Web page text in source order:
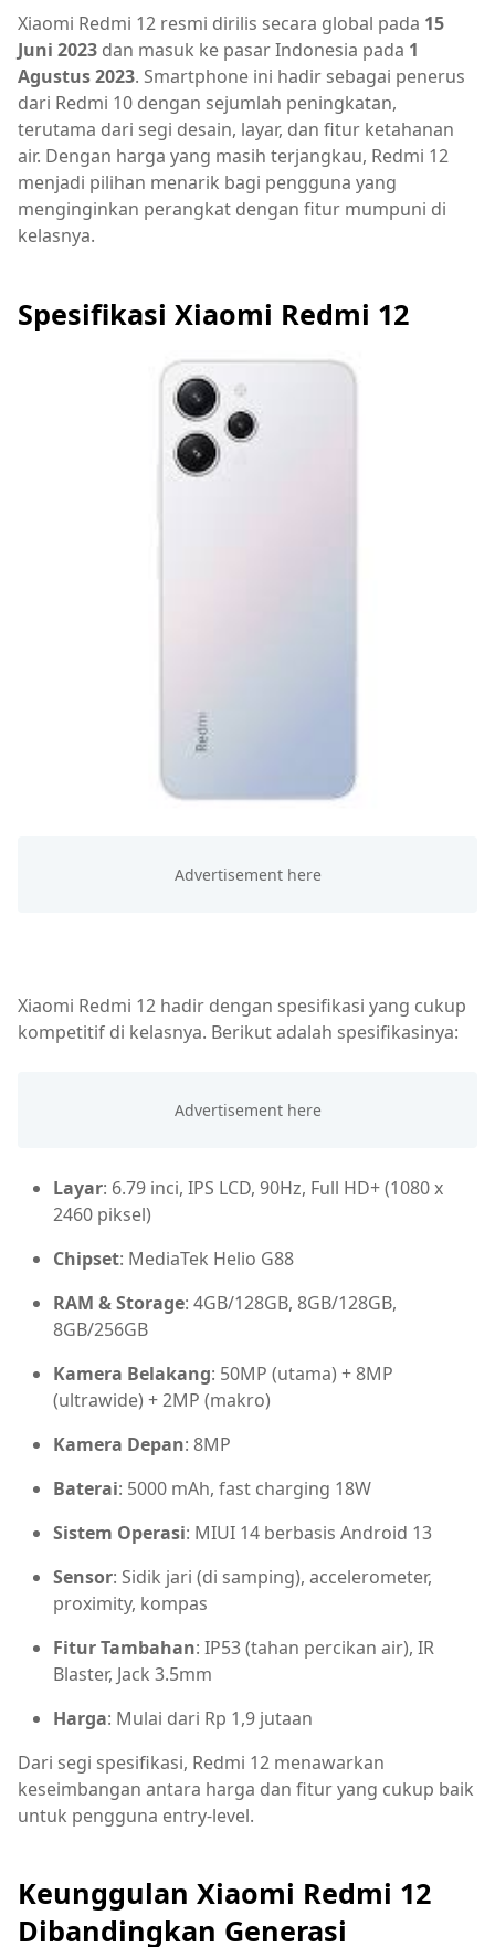
Xiaomi Redmi 12 resmi dirilis secara global pada 15
Juni 2023 dan masuk ke pasar Indonesia pada 1
Agustus 2023. Smartphone ini hadir sebagai penerus
dari Redmi 10 dengan sejumlah peningkatan,
terutama dari segi desain, layar, dan fitur ketahanan
air. Dengan harga yang masih terjangkau, Redmi 12
menjadi pilihan menarik bagi pengguna yang
menginginkan perangkat dengan fitur mumpuni di
kelasnya.
Spesifikasi Xiaomi Redmi 12
Xiaomi Redmi 12 hadir dengan spesifikasi yang cukup
kompetitif di kelasnya. Berikut adalah spesifikasinya:
Layar: 6.79 inci, IPS LCD, 90Hz, Full HD+ (1080 x
2460 piksel)
Chipset: MediaTek Helio G88
RAM & Storage: 4GB/128GB, 8GB/128GB,
8GB/256GB
Kamera Belakang: 50MP (utama) + 8MP
(ultrawide) + 2MP (makro)
Kamera Depan: 8MP
Baterai: 5000 mAh, fast charging 18W
Sistem Operasi: MIUI 14 berbasis Android 13
Sensor: Sidik jari (di samping), accelerometer,
proximity, kompas
Fitur Tambahan: IP53 (tahan percikan air), IR
Blaster, Jack 3.5mm
Harga: Mulai dari Rp 1,9 jutaan
Dari segi spesifikasi, Redmi 12 menawarkan
keseimbangan antara harga dan fitur yang cukup baik
untuk pengguna entry-level.
Keunggulan Xiaomi Redmi 12
Dibandingkan Generasi